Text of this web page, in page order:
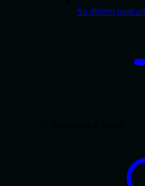
Su diversi mercati